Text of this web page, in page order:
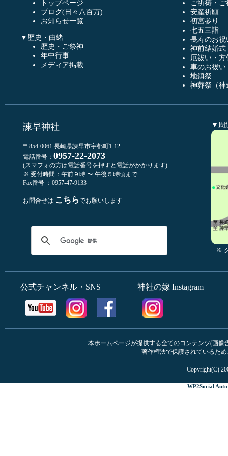
トップページ
ブログ(日々八百万)
お知らせ一覧
▼歴史・由緒
歴史・ご祭神
年中行事
メディア掲載
ご祈祷・
安産祈願
初宮参り
七五三詣
長寿のお祝
神前結婚式
厄祓い・方
車のお祓い
地鎮祭
神葬祭（神
諫早神社
〒854-0061 長崎県諫早市宇都町1-12
電話番号： 0957-22-2073
(スマフォの方は電話番号を押すと電話がかかります)
※ 受付時間：午前９時 〜 午後５時頃まで
Fax番号 ：0957-47-9133
お問合せは こちらでお願いします
▼周
※
公式チャンネル・SNS 神社の嫁 Instagram
本ホームページが提供する全てのコンテンツ(画
著作権法で保護されているた
Copyright(C)
WP2Social